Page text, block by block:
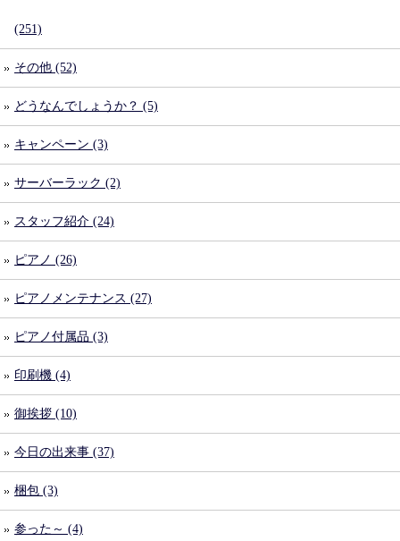
(251)
その他 (52)
どうなんでしょうか？ (5)
キャンペーン (3)
サーバーラック (2)
スタッフ紹介 (24)
ピアノ (26)
ピアノメンテナンス (27)
ピアノ付属品 (3)
印刷機 (4)
御挨拶 (10)
今日の出来事 (37)
梱包 (3)
参った～ (4)